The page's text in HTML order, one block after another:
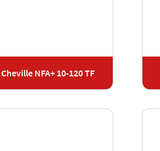
Cheville NFA+ 10-120 TF